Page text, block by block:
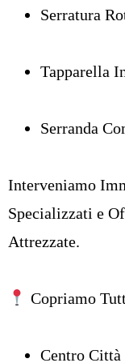
Serratura
Tapparella
Serranda
Interveniamo
Specializzati e
Attrezzate.
Copriamo
Centro Città